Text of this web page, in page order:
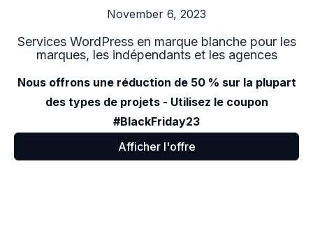
November 6, 2023
Services WordPress en marque blanche pour les
marques, les indépendants et les agences
Nous offrons une réduction de 50 % sur la plupart
des types de projets - Utilisez le coupon
#BlackFriday23
Afficher l'offre